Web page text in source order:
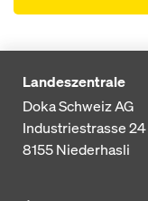
Landeszentrale
Doka Schweiz AG
Industriestrasse 24
8155Niederhasli